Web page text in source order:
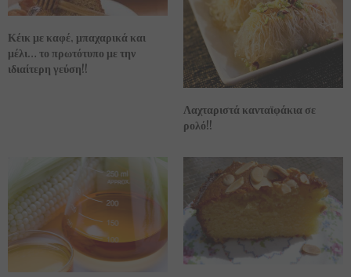
Κέικ με καφέ, μπαχαρικά και
μέλι… το πρωτότυπο με την
ιδιαίτερη γεύση!!
Λαχταριστά κανταϊφάκια σε
ρολό!!